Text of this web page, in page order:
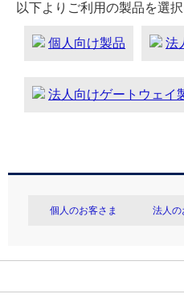
以下よりご利用の製品を選
個人向け製品 法
法人向けゲートウェイ
個人のお客さま 法人の